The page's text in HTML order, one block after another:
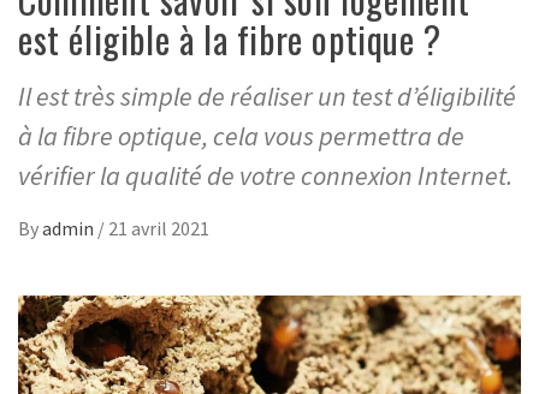
est éligible à la fibre optique ?
Il est très simple de réaliser un test d’éligibilité
à la fibre optique, cela vous permettra de
vérifier la qualité de votre connexion Internet.
Byadmin / 21 avril 2021